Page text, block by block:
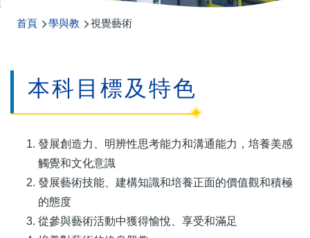
導
連
結
首頁 學與教 視覺藝術
本科目標及特色
發展創造力、明辨性思考能力和溝通能力，培養美感
觸覺和文化意識
發展藝術技能、建構知識和培養正面的價值觀和積極
的態度
從參與藝術活動中獲得愉悅、享受和滿足